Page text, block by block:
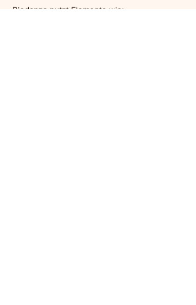
Biodanza nutzt Elemente wie: